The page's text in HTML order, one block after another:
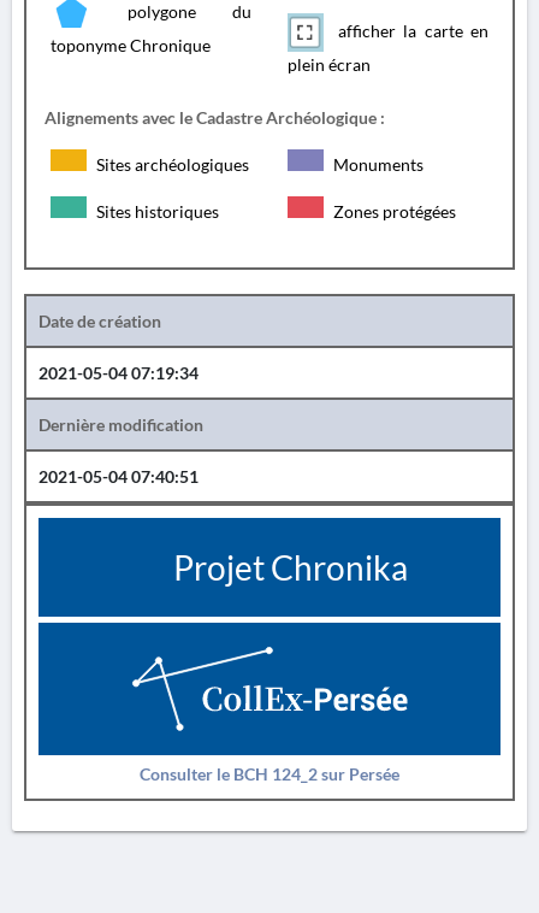
polygone du
toponyme Chronique
afficher la carte en
plein écran
Alignements avec le Cadastre Archéologique :
Sites archéologiques Monuments
Sites historiques Zones protégées
Date de création
2021-05-04 07:19:34
Dernière modification
2021-05-04 07:40:51
Projet Chronika
Consulter le BCH 124_2 sur Persée